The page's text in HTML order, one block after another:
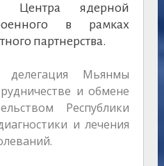
Центра ядерной
в рамках
партнерства.
Мьянмы
и обмене
Республики
и лечения